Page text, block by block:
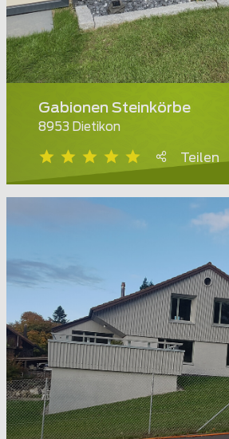
Gabionen Steinkörbe
8953 Dietikon
Teilen